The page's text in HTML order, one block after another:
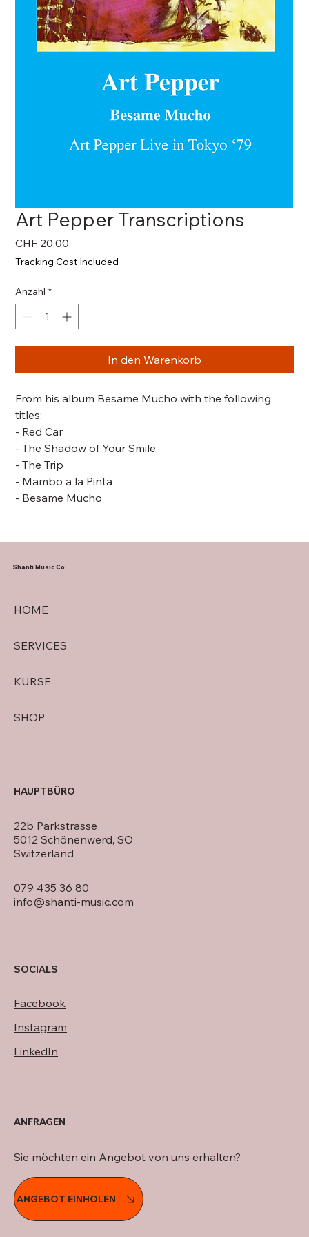
Art Pepper Transcriptions
CHF 20.00
Tracking Cost Included
Anzahl *
In den Warenkorb
From his album Besame Mucho with the following
titles:
- Red Car
- The Shadow of Your Smile
- The Trip
- Mambo a la Pinta
- Besame Mucho
HOME
SERVICES
KURSE
SHOP
Shanti Music Co.
079 435 36 80
info@shanti-music.com
22b Parkstrasse
5012 Schönenwerd, SO
Switzerland
HAUPTBÜRO
SOCIALS
Facebook
Instagram
LinkedIn
ANGEBOT EINHOLEN
Sie möchten ein Angebot von uns erhalten?
ANFRAGEN